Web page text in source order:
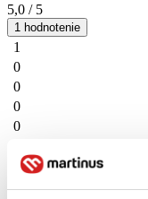
5,0 / 5
1 hodnotenie
1
0
0
0
0
Ako sa páčil album vám?